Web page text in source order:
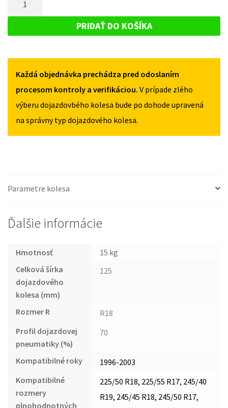
D2
2003
D2
1996-
5X112
AUDI
1996-
2003
125/70R18
PRIDAŤ DO KOŠÍKA
Každá objednávka prechádza pred odoslaním
procesom kontroly a verifikáciou. V prípade zlého
výberu dojazdovbého kolesa bude po dohode upravená
na správny typ dojazdového kolesa.
Parametre kolesa
Ďalšie informácie
Hmotnosť
15 kg
Celková šírka
dojazdového
kolesa (mm)
125
Rozmer R
R18
Profil dojazdovej
pneumatiky (%)
70
Kompatibilné roky
1996-2003
Kompatibilné
rozmery
plnohodnotných
225/50 R18, 225/55 R17, 245/40
R19, 245/45 R18, 245/50 R17,